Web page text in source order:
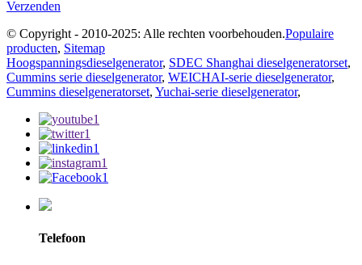
Verzenden
© Copyright - 2010-2025: Alle rechten voorbehouden.Populaire
producten, Sitemap
Hoogspanningsdieselgenerator, SDEC Shanghai dieselgeneratorset,
Cummins serie dieselgenerator, WEICHAI-serie dieselgenerator,
Cummins dieselgeneratorset, Yuchai-serie dieselgenerator,
Telefoon